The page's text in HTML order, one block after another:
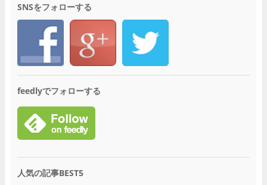
SNSをフォローする
feedlyでフォローする
人気の記事BEST5